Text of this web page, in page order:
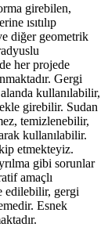
girebilen,
ısıtılıp
diğer geometrik
her projede
Gergi
kullanılabilir,
girebilir. Sudan
temizlenebilir,
kullanılabilir.
etmekteyiz.
gibi sorunlar
amaçlı
edilebilir, gergi
Esnek